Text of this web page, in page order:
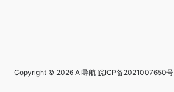
Copyright © 2026 AI导航 皖ICP备2021007650号